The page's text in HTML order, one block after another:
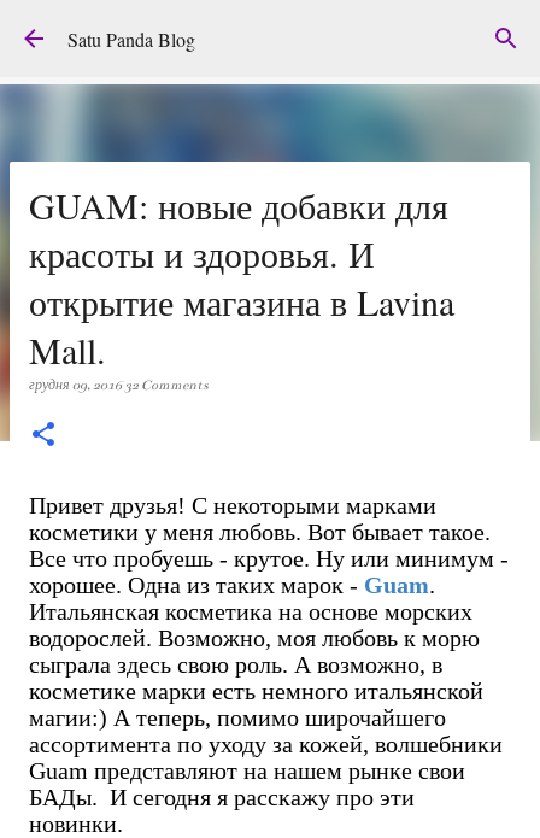
Перейти до основного вмісту
Satu Panda Blog
GUAM: новые добавки для
красоты и здоровья. И
открытие магазина в Lavina
Mall.
грудня 09, 201632 Comments
Привет друзья! С некоторыми марками
косметики у меня любовь. Вот бывает такое.
Все что пробуешь - крутое. Ну или минимум -
хорошее. Одна из таких марок - Guam.
Итальянская косметика на основе морских
водорослей. Возможно, моя любовь к морю
сыграла здесь свою роль. А возможно, в
косметике марки есть немного итальянской
магии:) А теперь, помимо широчайшего
ассортимента по уходу за кожей, волшебники
Guam представляют на нашем рынке свои
БАДы. И сегодня я расскажу про эти
новинки.